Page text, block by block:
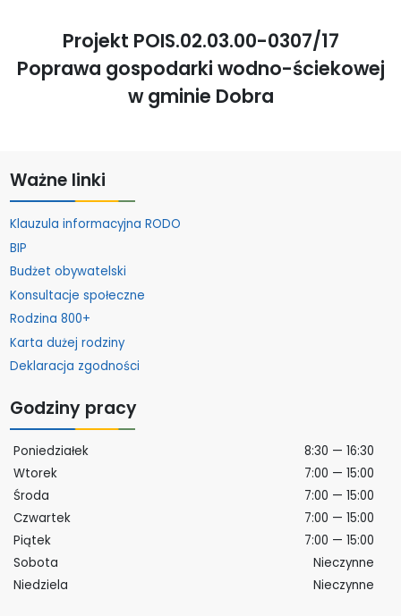
Projekt POIS.02.03.00-0307/17
Poprawa gospodarki wodno-ściekowej
w gminie Dobra
Ważne linki
Klauzula informacyjna RODO
BIP
Budżet obywatelski
Konsultacje społeczne
Rodzina 800+
Karta dużej rodziny
Deklaracja zgodności
Godziny pracy
Poniedziałek
8:30 — 16:30
Wtorek
7:00 — 15:00
Środa
7:00 — 15:00
Czwartek
7:00 — 15:00
Piątek
7:00 — 15:00
Sobota
Nieczynne
Niedziela
Nieczynne